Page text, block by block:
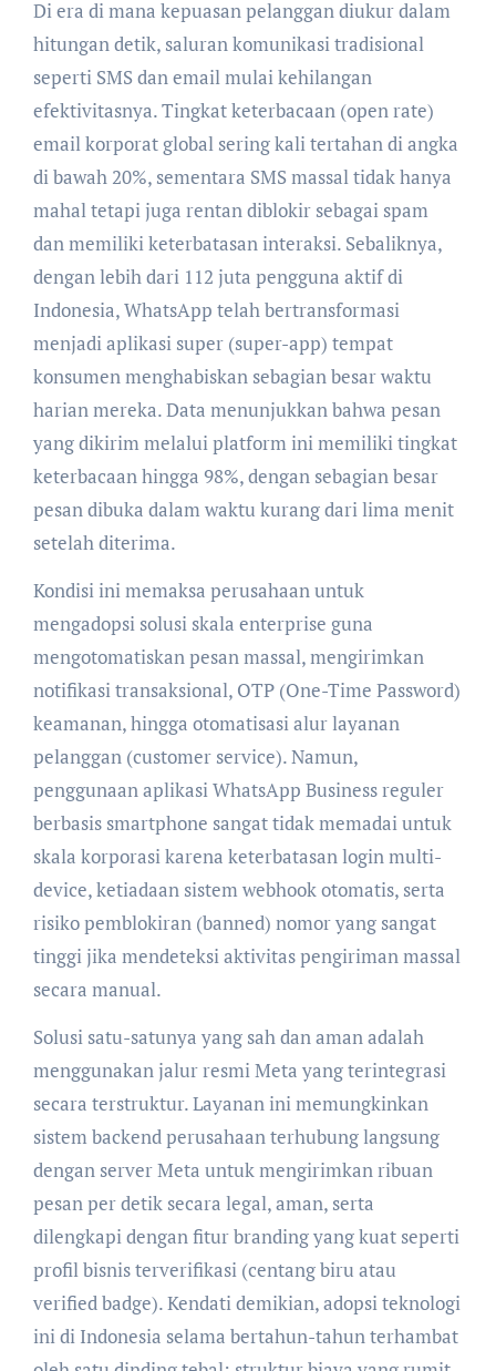
Di era di mana kepuasan pelanggan diukur dalam
hitungan detik, saluran komunikasi tradisional
seperti SMS dan email mulai kehilangan
efektivitasnya. Tingkat keterbacaan (open rate)
email korporat global sering kali tertahan di angka
di bawah 20%, sementara SMS massal tidak hanya
mahal tetapi juga rentan diblokir sebagai spam
dan memiliki keterbatasan interaksi. Sebaliknya,
dengan lebih dari 112 juta pengguna aktif di
Indonesia, WhatsApp telah bertransformasi
menjadi aplikasi super (super-app) tempat
konsumen menghabiskan sebagian besar waktu
harian mereka. Data menunjukkan bahwa pesan
yang dikirim melalui platform ini memiliki tingkat
keterbacaan hingga 98%, dengan sebagian besar
pesan dibuka dalam waktu kurang dari lima menit
setelah diterima.
Kondisi ini memaksa perusahaan untuk
mengadopsi solusi skala enterprise guna
mengotomatiskan pesan massal, mengirimkan
notifikasi transaksional, OTP (One-Time Password)
keamanan, hingga otomatisasi alur layanan
pelanggan (customer service). Namun,
penggunaan aplikasi WhatsApp Business reguler
berbasis smartphone sangat tidak memadai untuk
skala korporasi karena keterbatasan login multi-
device, ketiadaan sistem webhook otomatis, serta
risiko pemblokiran (banned) nomor yang sangat
tinggi jika mendeteksi aktivitas pengiriman massal
secara manual.
Solusi satu-satunya yang sah dan aman adalah
menggunakan jalur resmi Meta yang terintegrasi
secara terstruktur. Layanan ini memungkinkan
sistem backend perusahaan terhubung langsung
dengan server Meta untuk mengirimkan ribuan
pesan per detik secara legal, aman, serta
dilengkapi dengan fitur branding yang kuat seperti
profil bisnis terverifikasi (centang biru atau
verified badge). Kendati demikian, adopsi teknologi
ini di Indonesia selama bertahun-tahun terhambat